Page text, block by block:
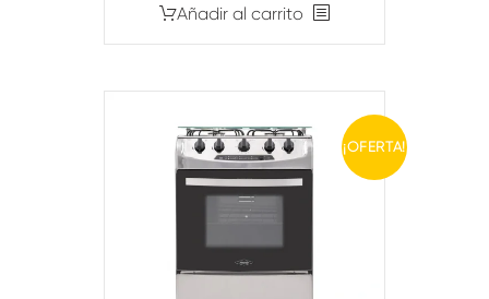
Añadir al carrito
¡OFERTA!